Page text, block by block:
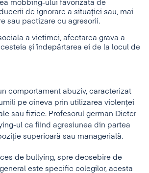
mobbing-ului favorizata de
de ignorare a situației sau, mai
sau pactizare cu agresorii.
a victimei, afectarea grava a
și îndepărtarea ei de la locul de
comportament abuziv, caracterizat
pe cineva prin utilizarea violenței
sau fizice. Profesorul german Dieter
ul ca fiind agresiunea din partea
superioară sau managerială.
de bullying, spre deosebire de
este specific colegilor, acesta